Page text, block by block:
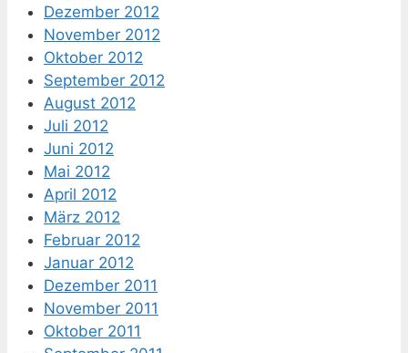
Dezember 2012
November 2012
Oktober 2012
September 2012
August 2012
Juli 2012
Juni 2012
Mai 2012
April 2012
März 2012
Februar 2012
Januar 2012
Dezember 2011
November 2011
Oktober 2011